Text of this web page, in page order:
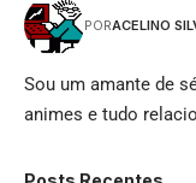
PORACELINO
Sou um amante de
animes e tudo